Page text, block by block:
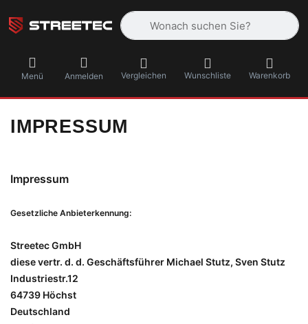
Geben Sie einen Suchbegriff ein.
Menü Anmelden Vergleichen Wunschliste Warenkorb
IMPRESSUM
Impressum
Gesetzliche Anbieterkennung:
Streetec GmbH
diese vertr. d. d. Geschäftsführer Michael Stutz, Sven Stutz
Industriestr.12
64739 Höchst
Deutschland